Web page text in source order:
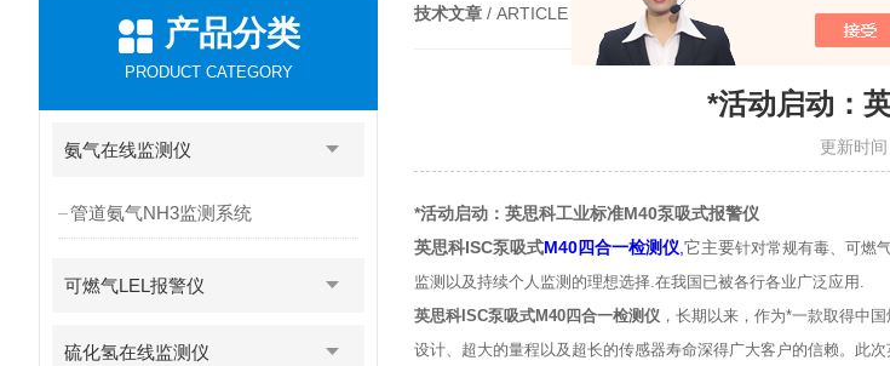
产品分类
PRODUCT CATEGORY
氨气在线监测仪
管道氨气NH3监测系统
可燃气LEL报警仪
硫化氢在线监测仪
技术文章 / ARTICLE
*活动启动：
更新时
*活动启动：英思科工业标准M40泵吸式报警仪
英思科ISC泵吸式M40四合一检测仪 它主要针对常规有毒、可燃
监测以及持续个人监测的理想选择.在我国已被各行各业广泛应用.
英思科ISC泵吸式M40四合一检测仪 ，长期以来，作为*一款取得中
设计、超大的量程以及超长的传感器寿命深得广大客户的信赖。此